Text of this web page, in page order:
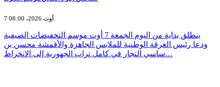
7 أوت 2026، 08:00
ينطلق بداية من اليوم الجمعة 7 أوت موسم التخفيضات الصيفية
ودعا رئيس الغرفة الوطنية للملابس الجاهزة والأقمشة محسن بن
ساسي التجار في كامل تراب الجهورية إلى الانخراط…